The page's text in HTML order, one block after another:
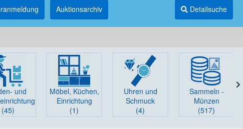
Auktions­archiv Detailsuche
und
(45)
Möbel, Küchen,
Einrichtung
(1)
Uhren und
Schmuck
(4)
Sammeln -
Münzen
(517)